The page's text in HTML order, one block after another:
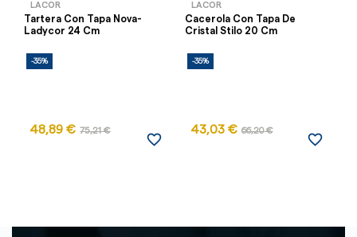
LACOR
Tartera Con Tapa Nova-
Ladycor 24 Cm
-35%
48,89 € 75,21 €
favorite_border
LACOR
Cacerola Con Tapa De
Cristal Stilo 20 Cm
-35%
43,03 € 66,20 €
favorite_border